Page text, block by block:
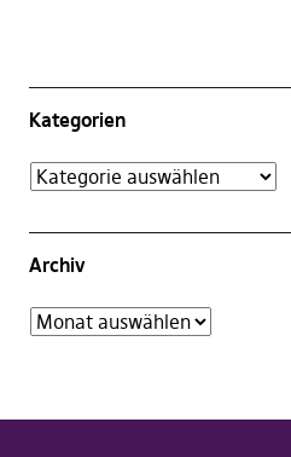
Kategorien
Archiv